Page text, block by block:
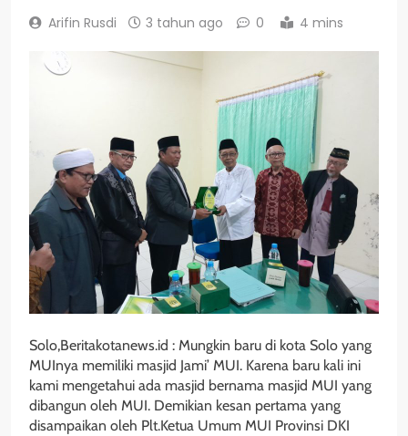
Arifin Rusdi 3 tahun ago 0 4 mins
Solo,Beritakotanews.id : Mungkin baru di kota Solo yang
MUInya memiliki masjid Jami’ MUI. Karena baru kali ini
kami mengetahui ada masjid bernama masjid MUI yang
dibangun oleh MUI. Demikian kesan pertama yang
disampaikan oleh Plt.Ketua Umum MUI Provinsi DKI